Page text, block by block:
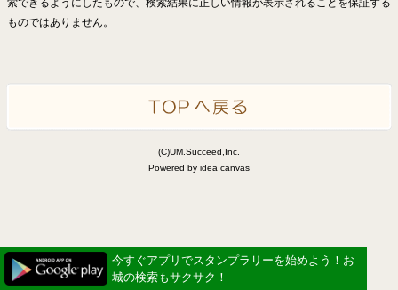
ものではありません。
(C)UM.Succeed,Inc.
Powered by idea canvas
今すぐアプリでスタンプラリーを始めよう！お
城の検索もサクサク！